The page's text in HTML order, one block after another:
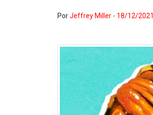
PorJeffrey Miller - 18/12/2021